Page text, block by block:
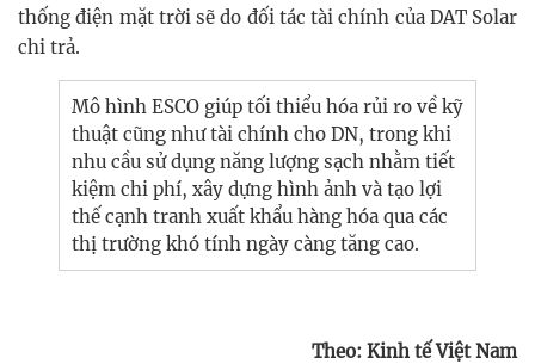
thống điện mặt trời sẽ do đối tác tài chính của DAT Solar
chi trả.
Mô hình ESCO giúp tối thiểu hóa rủi ro về kỹ
thuật cũng như tài chính cho DN, trong khi
nhu cầu sử dụng năng lượng sạch nhằm tiết
kiệm chi phí, xây dựng hình ảnh và tạo lợi
thế cạnh tranh xuất khẩu hàng hóa qua các
thị trường khó tính ngày càng tăng cao.
Theo: Kinh tế Việt Nam